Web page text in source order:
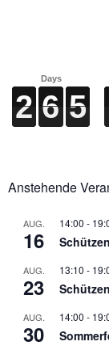
Days
2
2
2
2 6
6
6
6 5
5
5
5
Anstehende
AUG.
16
14:00 -
AUG.
23
13:10 -
AUG.
30
14:00 -